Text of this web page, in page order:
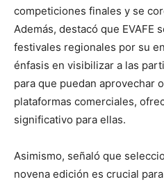
competiciones finales y se
Además, destacó que EVAFE
festivales regionales por su
énfasis en visibilizar a las
para que puedan aprovechar
plataformas comerciales,
significativo para ellas.
Asimismo, señaló que
novena edición es crucial